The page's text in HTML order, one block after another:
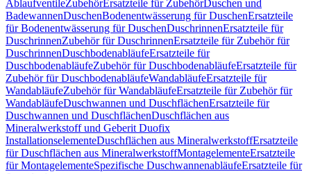
AblaufventileZubehörErsatzteile für ZubehörDuschen und
BadewannenDuschenBodenentwässerung für DuschenErsatzteile
für Bodenentwässerung für DuschenDuschrinnenErsatzteile für
DuschrinnenZubehör für DuschrinnenErsatzteile für Zubehör für
DuschrinnenDuschbodenabläufeErsatzteile für
DuschbodenabläufeZubehör für DuschbodenabläufeErsatzteile für
Zubehör für DuschbodenabläufeWandabläufeErsatzteile für
WandabläufeZubehör für WandabläufeErsatzteile für Zubehör für
WandabläufeDuschwannen und DuschflächenErsatzteile für
Duschwannen und DuschflächenDuschflächen aus
Mineralwerkstoff und Geberit Duofix
InstallationselementeDuschflächen aus MineralwerkstoffErsatzteile
für Duschflächen aus MineralwerkstoffMontagelementeErsatzteile
für MontagelementeSpezifische DuschwannenabläufeErsatzteile für